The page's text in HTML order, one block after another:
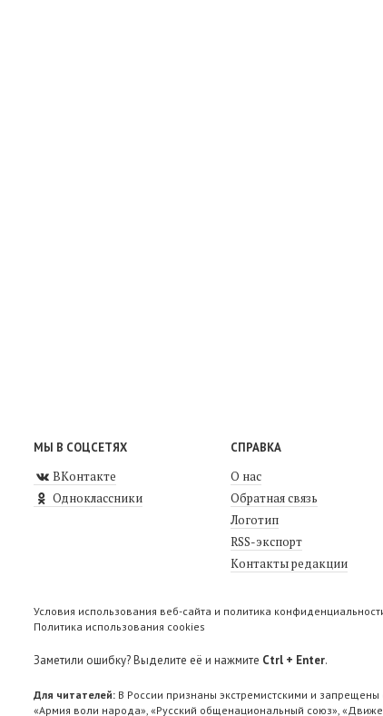
МЫ В СОЦСЕТЯХ
ВКонтакте
Одноклассники
СПРАВКА
О нас
Обратная связь
Логотип
RSS-экспорт
Контакты редакции
Условия использования веб-сайта и политика
Политика использования cookies
Заметили ошибку? Выделите её и нажмите Ctrl + Enter.
Для читателей: В России признаны экстремистскими и
«Армия воли народа», «Русский общенациональный союз»,